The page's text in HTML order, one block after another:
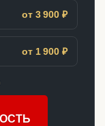
от 3 900 ₽
от 1 900 ₽